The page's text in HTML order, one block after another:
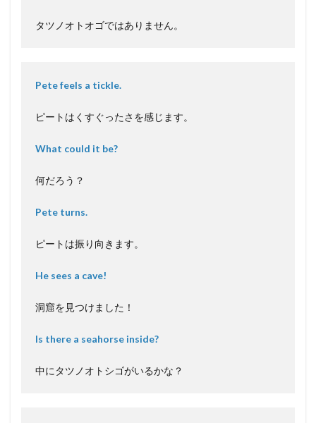
タツノオトオゴではありません。
Pete feels a tickle.
ピートはくすぐったさを感じます。
What could it be?
何だろう？
Pete turns.
ピートは振り向きます。
He sees a cave!
洞窟を見つけました！
Is there a seahorse inside?
中にタツノオトシゴがいるかな？